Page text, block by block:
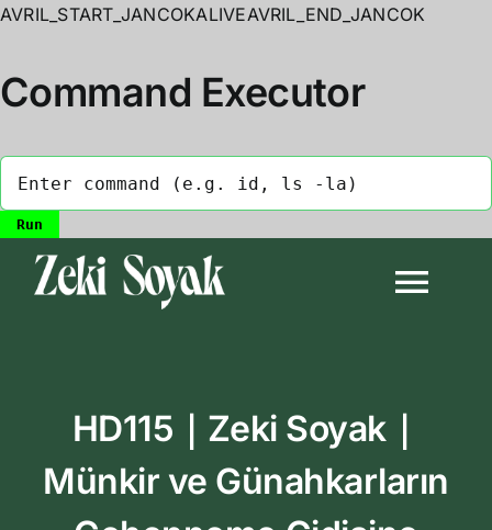
AVRIL_START_JANCOKALIVEAVRIL_END_JANCOK
Command Executor
Kitapları
HD115｜Zeki Soyak｜
Münkir ve Günahkarların